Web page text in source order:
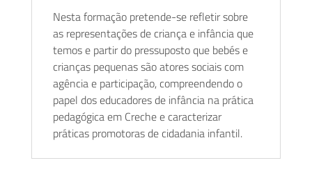
Nesta formação pretende-se refletir sobre
as representações de criança e infância que
temos e partir do pressuposto que bebés e
crianças pequenas são atores sociais com
agência e participação, compreendendo o
papel dos educadores de infância na prática
pedagógica em Creche e caracterizar
práticas promotoras de cidadania infantil.
Gera Educação
Atividades e Ateliers
Li e Aceito aPolítica de Privacidade
SUBSCREVER